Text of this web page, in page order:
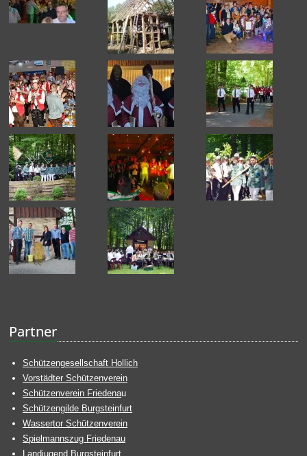
Partner
Schützengesellschaft Hollich
Vorstädter Schützenverein
Schützenverein Friedenau
Schützengilde Burgsteinfurt
Wassertor Schützenverein
Spielmannszug Friedenau
Landjugend Burgsteinfurt